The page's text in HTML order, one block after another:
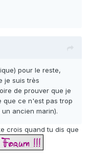
pour le reste,
je suis très
de prouver que je
que ce n'est pas trop
ancien marin).
crois quand tu dis que